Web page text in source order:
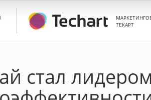
ТЕКАРТ
стал